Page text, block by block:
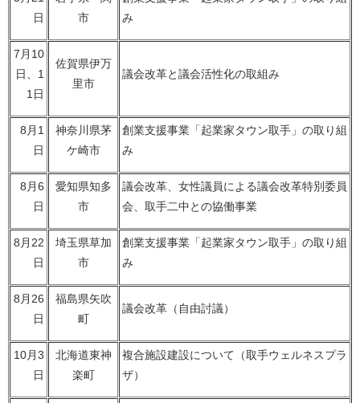
日
市
み
7月10
日、1
1日
佐賀県伊万
里市
議会改革と議会活性化の取組み
8月1
日
神奈川県茅
ケ崎市
創業支援事業「起業家タウン取手」の取り組
み
8月6
日
愛知県知多
市
議会改革、女性議員による議会改革特別委員
会、取手二中との協働事業
8月22
日
埼玉県草加
市
創業支援事業「起業家タウン取手」の取り組
み
8月26
日
福島県矢吹
町
議会改革（自由討議）
10月3
日
北海道東神
楽町
複合施設建設について（取手ウェルネスプラ
ザ）